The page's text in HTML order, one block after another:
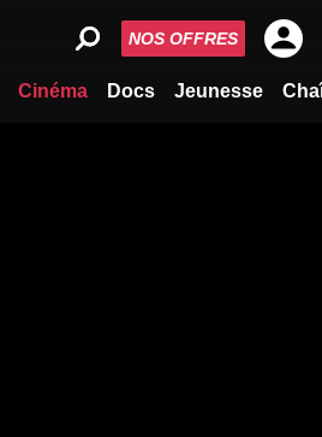
Cinéma Docs Jeunesse
NOS OFFRES